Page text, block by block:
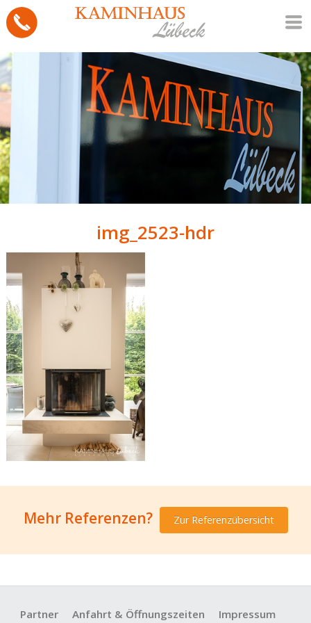
img_2523-hdr
Mehr Referenzen? Zur Referenzübersicht
Partner Anfahrt & Öffnungszeiten Impressum